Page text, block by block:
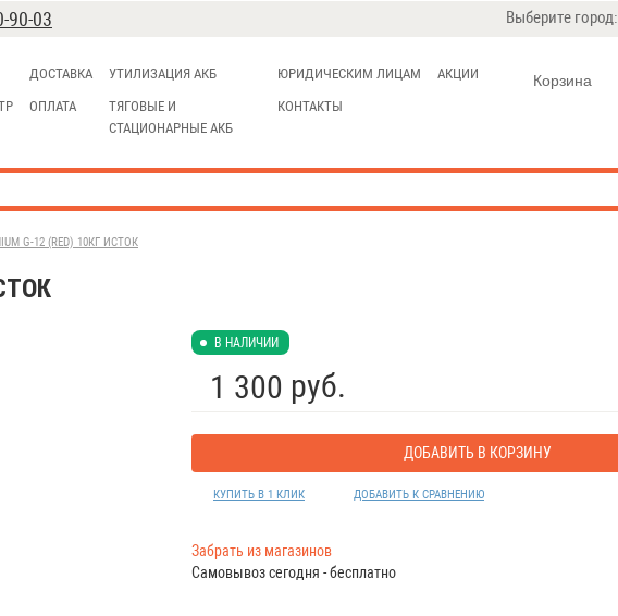
90-03 Выберите город:
Корзина
ДОСТАВКА
ОПЛАТА
УТИЛИЗАЦИЯ АКБ
ТЯГОВЫЕ И
СТАЦИОНАРНЫЕ АКБ
ЮРИДИЧЕСКИМ ЛИЦАМ
КОНТАКТЫ
АКЦИИ
G-12 (RED) 10КГ ИСТОК
В НАЛИЧИИ
1 300 руб.
ДОБАВИТЬ В КОРЗИНУ
КУПИТЬ В 1 КЛИК ДОБАВИТЬ К СРАВНЕНИЮ
Забрать из магазинов
Самовывоз сегодня - бесплатно